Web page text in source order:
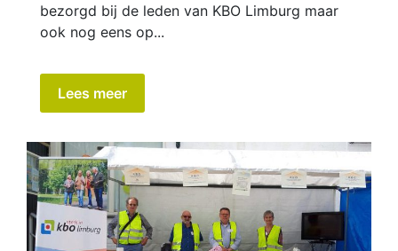
bezorgd bij de leden van KBO Limburg maar
ook nog eens op...
Lees meer